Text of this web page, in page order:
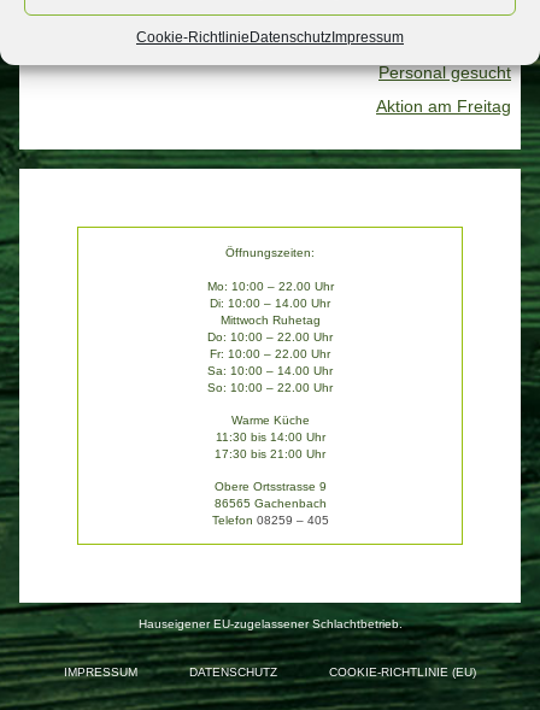
Cookie-Richtlinie Datenschutz Impressum
wichtige Informatiom
Personal gesucht
Aktion am Freitag
Öffnungszeiten:
Mo: 10:00 – 22.00 Uhr
Di: 10:00 – 14.00 Uhr
Mittwoch Ruhetag
Do: 10:00 – 22.00 Uhr
Fr: 10:00 – 22.00 Uhr
Sa: 10:00 – 14.00 Uhr
So: 10:00 – 22.00 Uhr
Warme Küche
11:30 bis 14:00 Uhr
17:30 bis 21:00 Uhr
Obere Ortsstrasse 9
86565 Gachenbach
Telefon 08259 – 405
Hauseigener EU-zugelassener Schlachtbetrieb.
IMPRESSUM DATENSCHUTZ COOKIE-RICHTLINIE (EU)